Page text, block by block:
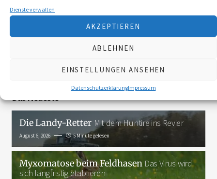
Dienste verwalten
AKZEPTIEREN
ABLEHNEN
EINSTELLUNGEN ANSEHEN
DatenschutzerklärungImpressum
Folgen Sie uns
Das Neueste
Die Landy-Retter Mit dem Huntire ins Revier
August 6, 2026 5 Minute gelesen
Myxomatose beim Feldhasen Das Virus wird
sich langfristig etablieren